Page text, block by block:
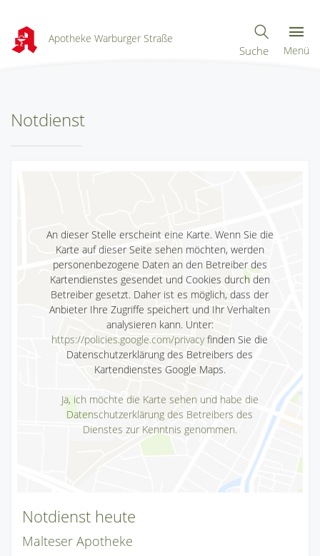
Apotheke Warburger Straße
Suche Menü
Notdienst
An dieser Stelle erscheint eine Karte. Wenn Sie die
Karte auf dieser Seite sehen möchten, werden
personenbezogene Daten an den Betreiber des
Kartendienstes gesendet und Cookies durch den
Betreiber gesetzt. Daher ist es möglich, dass der
Anbieter Ihre Zugriffe speichert und Ihr Verhalten
analysieren kann. Unter:
https://policies.google.com/privacyfinden Sie die
Datenschutzerklärung des Betreibers des
Kartendienstes Google Maps.
Ja, ich möchte die Karte sehen und habe die
Datenschutzerklärung des Betreibers des
Dienstes zur Kenntnis genommen.
Notdienst heute
Malteser Apotheke